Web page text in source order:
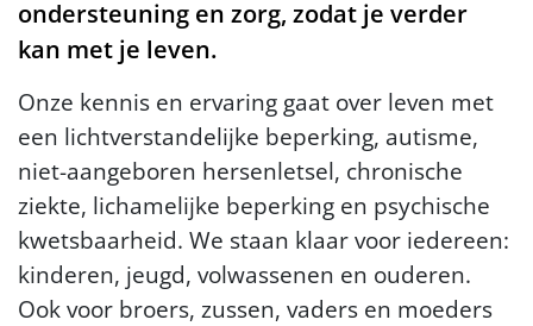
ondersteuning en zorg, zodat je verder
kan met je leven.
Onze kennis en ervaring gaat over leven met
een lichtverstandelijke beperking, autisme,
niet-aangeboren hersenletsel, chronische
ziekte, lichamelijke beperking en psychische
kwetsbaarheid. We staan klaar voor iedereen:
kinderen, jeugd, volwassenen en ouderen.
Ook voor broers, zussen, vaders en moeders